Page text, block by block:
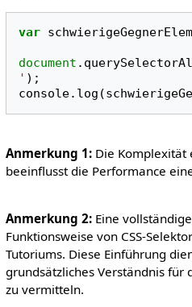
var
document .
' );
console. log (
Anmerkung 1:Die Komplexität
beeinflusst die Performance
Anmerkung 2:Eine
Funktionsweise von CSS-
Tutoriums. Diese Einführung
grundsätzliches Verständnis für
zu vermitteln.